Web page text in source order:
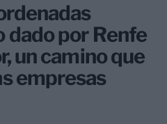
dado por Renfe
un camino que
empresas